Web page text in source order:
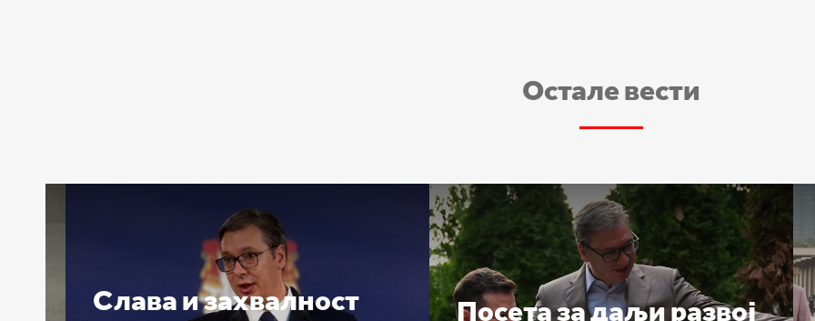
Остале вести
Слава и захвалност
Посета за даљи развој